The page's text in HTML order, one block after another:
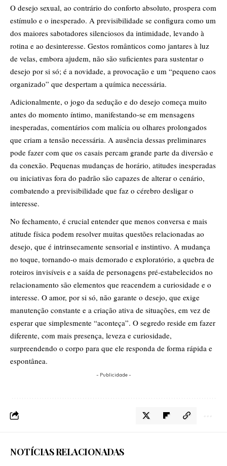
O desejo sexual, ao contrário do conforto absoluto, prospera com
estímulo e o inesperado. A previsibilidade se configura como um
dos maiores sabotadores silenciosos da intimidade, levando à
rotina e ao desinteresse. Gestos românticos como jantares à luz
de velas, embora ajudem, não são suficientes para sustentar o
desejo por si só; é a novidade, a provocação e um “pequeno caos
organizado” que despertam a química necessária.
Adicionalmente, o jogo da sedução e do desejo começa muito
antes do momento íntimo, manifestando-se em mensagens
inesperadas, comentários com malícia ou olhares prolongados
que criam a tensão necessária. A ausência dessas preliminares
pode fazer com que os casais percam grande parte da diversão e
da conexão. Pequenas mudanças de horário, atitudes inesperadas
ou iniciativas fora do padrão são capazes de alterar o cenário,
combatendo a previsibilidade que faz o cérebro desligar o
interesse.
No fechamento, é crucial entender que menos conversa e mais
atitude física podem resolver muitas questões relacionadas ao
desejo, que é intrinsecamente sensorial e instintivo. A mudança
no toque, tornando-o mais demorado e exploratório, a quebra de
roteiros invisíveis e a saída de personagens pré-estabelecidos no
relacionamento são elementos que reacendem a curiosidade e o
interesse. O amor, por si só, não garante o desejo, que exige
manutenção constante e a criação ativa de situações, em vez de
esperar que simplesmente “aconteça”. O segredo reside em fazer
diferente, com mais presença, leveza e curiosidade,
surpreendendo o corpo para que ele responda de forma rápida e
espontânea.
- Publicidade -
NOTÍCIAS RELACIONADAS